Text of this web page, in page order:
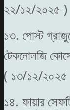
২২/১২/২০২৫ )
১৩. পোস্ট
টেকনোলজি
( ১৩/১২/২০২৫
১৪. ফায়ার